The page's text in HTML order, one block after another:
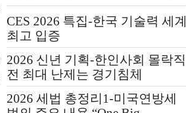
쇄 ‘에너지 발 복합 쇼크’
CES 2026 특집-한국 기술력 세계
최고 입증
2026 신년 기획-한인사회 몰락직
전 최대 난제는 경기침체
2026 세법 총정리1-미국연방세